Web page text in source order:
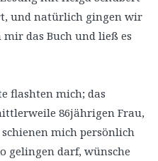
und natürlich gingen wir
das Buch und ließ es
flashten mich; das
86jährigen Frau,
mich persönlich
gelingen darf, wünsche